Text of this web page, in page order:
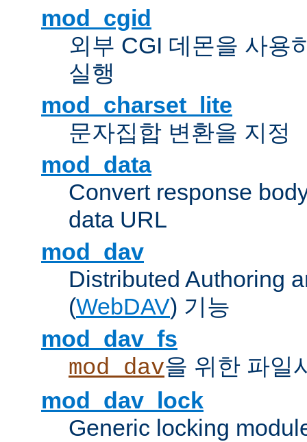
mod_cgid
외부 CGI 데몬을 사용
실행
mod_charset_lite
문자집합 변환을 지정
mod_data
Convert response
data URL
mod_dav
Distributed Authoring
(WebDAV) 기능
mod_dav_fs
mod_dav을 위한 파일
mod_dav_lock
Generic locking